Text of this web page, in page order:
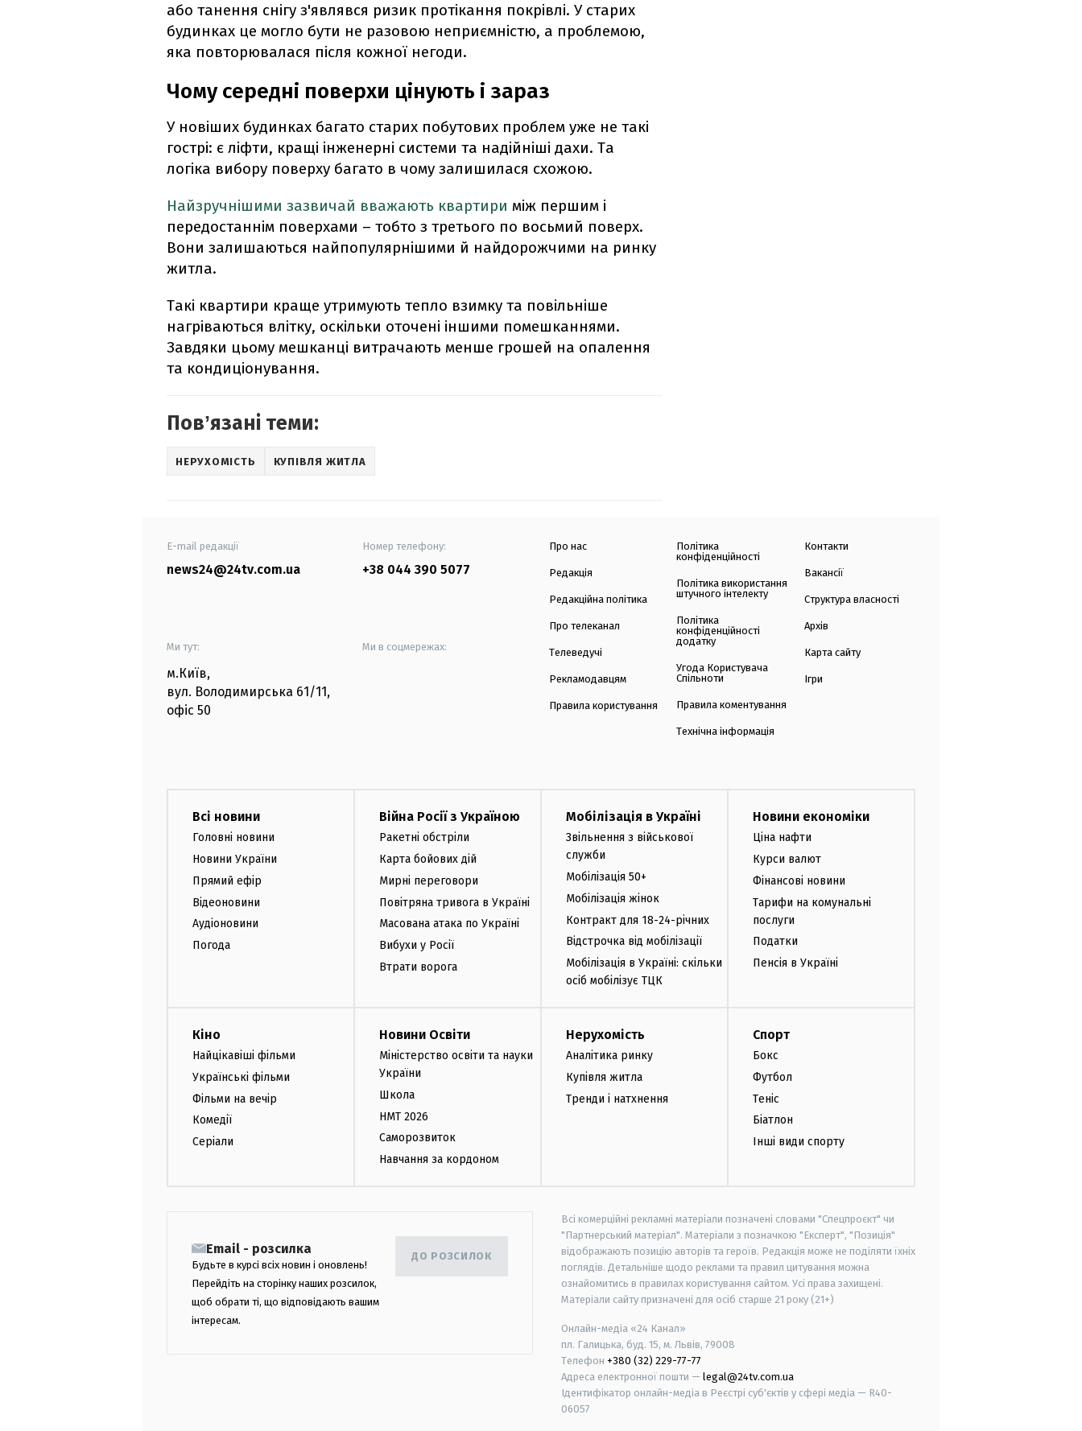
або танення снігу з'являвся ризик протікання покрівлі. У старих
будинках це могло бути не разовою неприємністю, а проблемою,
яка повторювалася після кожної негоди.
Чому середні поверхи цінують і зараз
У новіших будинках багато старих побутових проблем уже не такі
гострі: є ліфти, кращі інженерні системи та надійніші дахи. Та
логіка вибору поверху багато в чому залишилася схожою.
Найзручнішими зазвичай вважають квартири між першим і
передостаннім поверхами – тобто з третього по восьмий поверх.
Вони залишаються найпопулярнішими й найдорожчими на ринку
житла.
Такі квартири краще утримують тепло взимку та повільніше
нагріваються влітку, оскільки оточені іншими помешканнями.
Завдяки цьому мешканці витрачають менше грошей на опалення
та кондиціонування.
Повʼязані теми:
НЕРУХОМІСТЬ КУПІВЛЯ ЖИТЛА
E-mail редакції
news24@24tv.com.ua
Номер телефону:
+38 044 390 5077
Ми тут:
м.Київ,
вул. Володимирська 61/11,
офіс 50
Ми в соцмережах:
Про нас
Редакція
Редакційна політика
Про телеканал
Телеведучі
Рекламодавцям
Правила користування
Політика
конфіденційності
Політика використання
штучного інтелекту
Політика
конфіденційності
додатку
Угода Користувача
Спільноти
Правила коментування
Технічна інформація
Контакти
Вакансії
Структура власності
Архів
Карта сайту
Ігри
Всі новини
Головні новини
Новини України
Прямий ефір
Відеоновини
Аудіоновини
Погода
Війна Росії з Україною
Ракетні обстріли
Карта бойових дій
Мирні переговори
Повітряна тривога в Україні
Масована атака по Україні
Вибухи у Росії
Втрати ворога
Мобілізація в Україні
Звільнення з військової
служби
Мобілізація 50+
Мобілізація жінок
Контракт для 18-24-річних
Відстрочка від мобілізації
Мобілізація в Україні: скільки
осіб мобілізує ТЦК
Новини економіки
Ціна нафти
Курси валют
Фінансові новини
Тарифи на комунальні
послуги
Податки
Пенсія в Україні
Кіно
Найцікавіші фільми
Українські фільми
Фільми на вечір
Комедії
Серіали
Новини Освіти
Міністерство освіти та науки
України
Школа
НМТ 2026
Саморозвиток
Навчання за кордоном
Нерухомість
Аналітика ринку
Купівля житла
Тренди і натхнення
Спорт
Бокс
Футбол
Теніс
Біатлон
Інші види спорту
Email - розсилка
Будьте в курсі всіх новин і оновлень!
Перейдіть на сторінку наших розсилок,
щоб обрати ті, що відповідають вашим
інтересам.
ДО РОЗСИЛОК
Всі комерційні рекламні матеріали позначені словами "Спецпроєкт" чи
"Партнерський матеріал". Матеріали з позначкою "Експерт", "Позиція"
відображають позицію авторів та героїв. Редакція може не поділяти їхніх
поглядів. Детальніше щодо реклами та правил цитування можна
ознайомитись в правилах користування сайтом. Усі права захищені.
Матеріали сайту призначені для осіб старше 21 року (21+)
Онлайн-медіа «24 Канал»
пл. Галицька, буд. 15, м. Львів, 79008
Телефон +380 (32) 229-77-77
Адреса електронної пошти — legal@24tv.com.ua
Ідентифікатор онлайн-медіа в Реєстрі суб'єктів у сфері медіа — R40-
06057